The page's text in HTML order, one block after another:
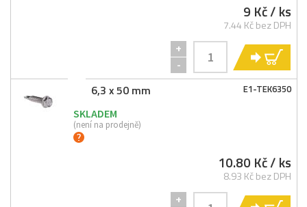
9 Kč/ ks
7.44 Kč bez DPH
+
-
E1-TEK6350
6,3 x 50 mm
SKLADEM
(není na prodejně)
10.80 Kč/ ks
8.93 Kč bez DPH
+